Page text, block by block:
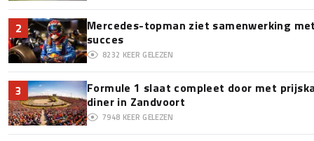
2
Mercedes-topman ziet samenwerking
succes
8232 KEER GELEZEN
3
Formule 1 slaat compleet door met
diner in Zandvoort
7948 KEER GELEZEN